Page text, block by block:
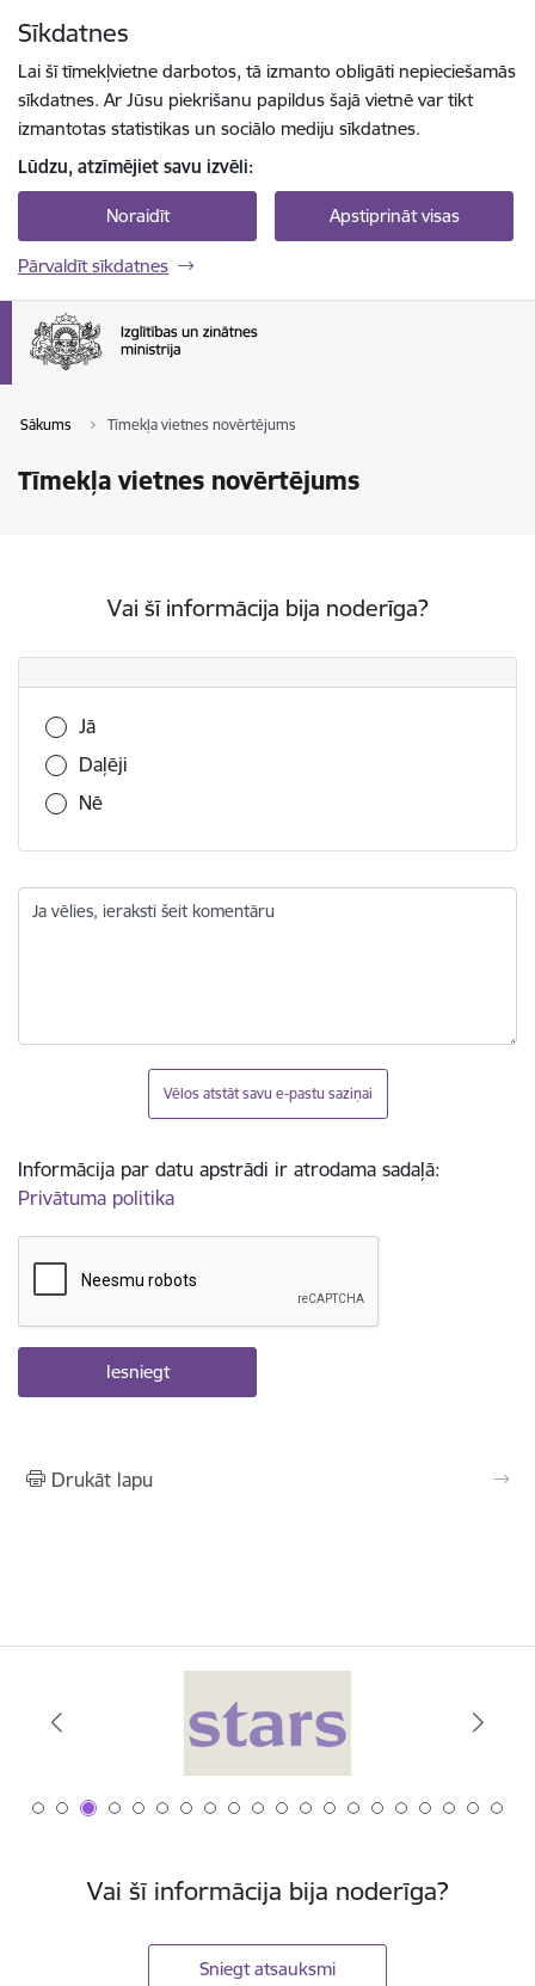
Sīkdatnes
Lai šī tīmekļvietne darbotos, tā izmanto obligāti nepieciešamās
sīkdatnes. Ar Jūsu piekrišanu papildus šajā vietnē var tikt
izmantotas statistikas un sociālo mediju sīkdatnes.
Lūdzu, atzīmējiet savu izvēli:
Noraidīt Apstiprināt visas
Pārvaldīt sīkdatnes
Sākums Tīmekļa vietnes novērtējums
Tīmekļa vietnes novērtējums
Vai šī informācija bija noderīga?
Vai šī informācija bija noderīga?
Jā
Daļēji
Nē
Ja vēlies, ieraksti šeit komentāru
Vēlos atstāt savu e-pastu saziņai
Informācija par datu apstrādi ir atrodama sadaļā:
Privātuma politika
Drukāt lapu
Vai šī informācija bija noderīga?
Sniegt atsauksmi